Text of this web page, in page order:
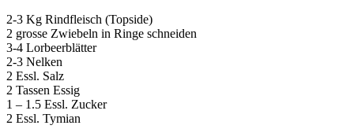
2-3 Kg Rindfleisch (Topside)
2 grosse Zwiebeln in Ringe schneiden
3-4 Lorbeerblätter
2-3 Nelken
2 Essl. Salz
2 Tassen Essig
1 – 1.5 Essl. Zucker
2 Essl. Tymian